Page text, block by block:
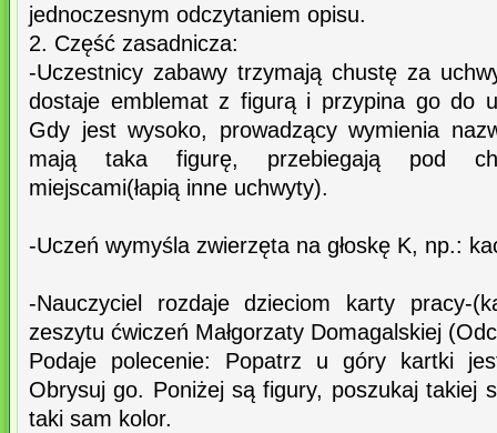
jednoczesnym odczytaniem opisu.
2. Część zasadnicza:
-Uczestnicy zabawy trzymają chustę za
dostaje emblemat z figurą i przypina go do
Gdy jest wysoko, prowadzący wymienia
mają taka figurę, przebiegają pod
miejscami(łapią inne uchwyty).
-Uczeń wymyśla zwierzęta na głoskę K, np.:
-Nauczyciel rozdaje dzieciom karty pracy-
zeszytu ćwiczeń Małgorzaty Domagalskiej
Podaje polecenie: Popatrz u góry kartki
Obrysuj go. Poniżej są figury, poszukaj takiej
taki sam kolor.